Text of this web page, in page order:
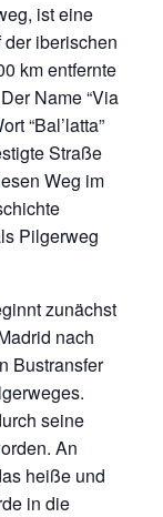
ist eine
iberischen
km entfernte
Name “Via
“Bal’latta”
Straße
Weg im
Pilgerweg
zunächst
nach
Bustransfer
seine
An
heiße und
in die